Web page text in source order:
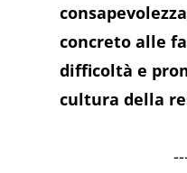
concreto alle
difficoltà e
cultura della